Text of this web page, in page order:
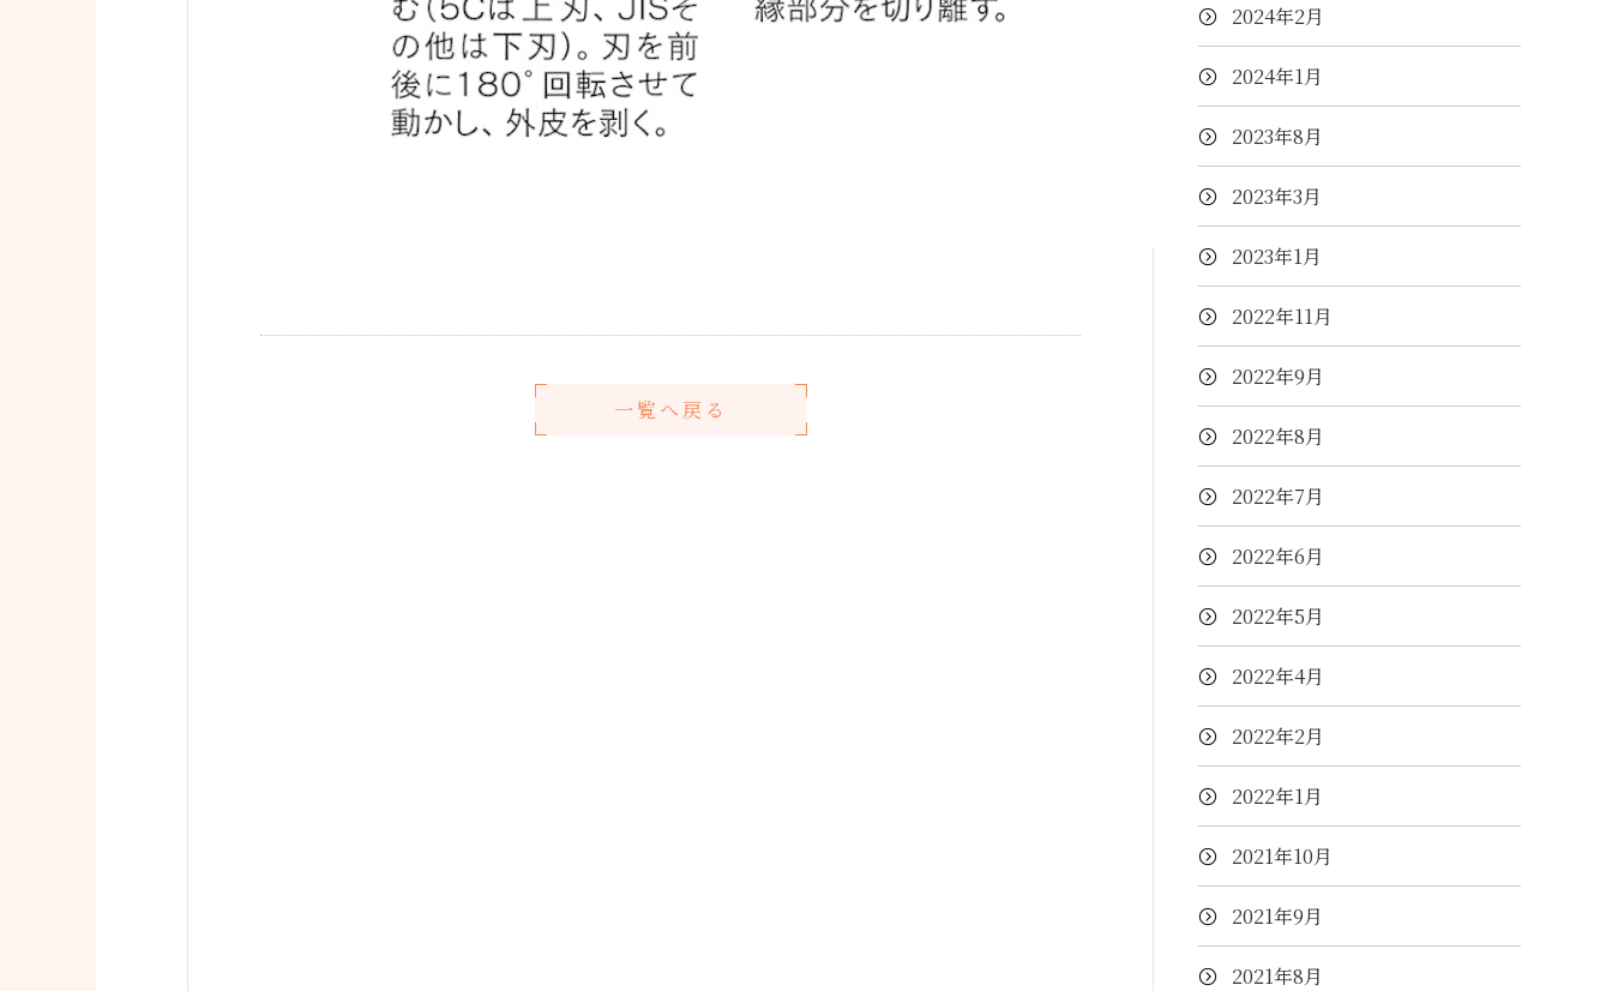
一覧へ戻る
2024年2月
2024年1月
2023年8月
2023年3月
2023年1月
2022年11月
2022年9月
2022年8月
2022年7月
2022年6月
2022年5月
2022年4月
2022年2月
2022年1月
2021年10月
2021年9月
2021年8月